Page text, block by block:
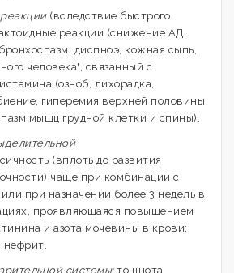
(вследствие быстрого
реакции (снижение АД,
диспноэ, кожная сыпь,
человека", связанный с
(озноб, лихорадка,
гиперемия верхней половины
мышц грудной клетки и спины).
(вплоть до развития
чаще при комбинации с
при назначении более 3 недель в
проявляющаяся повышением
и азота мочевины в крови;
нефрит.
системы:тошнота,